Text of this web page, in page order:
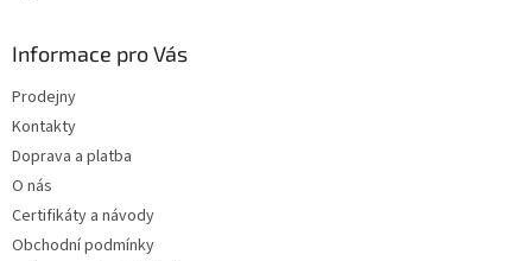
Informace pro Vás
Prodejny
Kontakty
Doprava a platba
O nás
Certifikáty a návody
Obchodní podmínky